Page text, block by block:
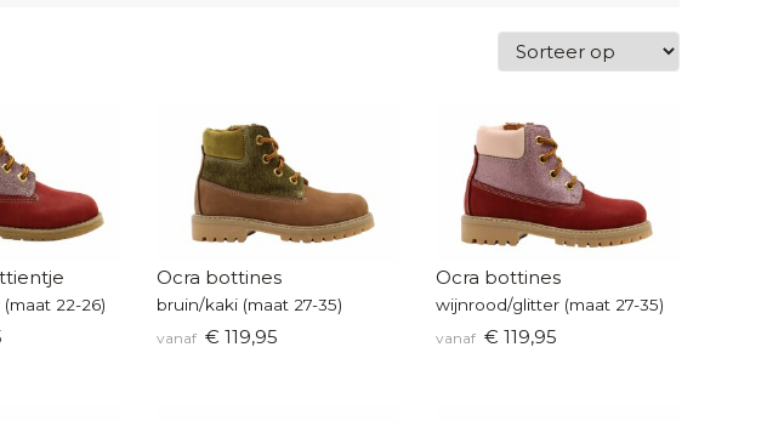
22-26)
Ocra bottines
bruin/kaki (maat 27-35)
vanaf € 119,95
Ocra bottines
wijnrood/glitter (maat 27-35)
vanaf € 119,95